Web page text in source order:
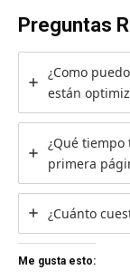
Preguntas
¿Como
están
¿Qué
primera
¿Cuánto
Me gusta esto: